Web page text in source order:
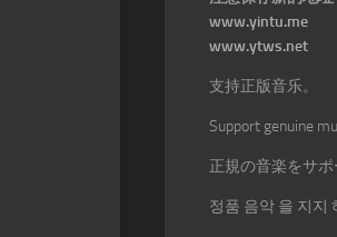
www.yintu.me
www.ytws.net
支持正版音乐。
Support genuine
正規の音楽をサポ
정품 음악 을 지지